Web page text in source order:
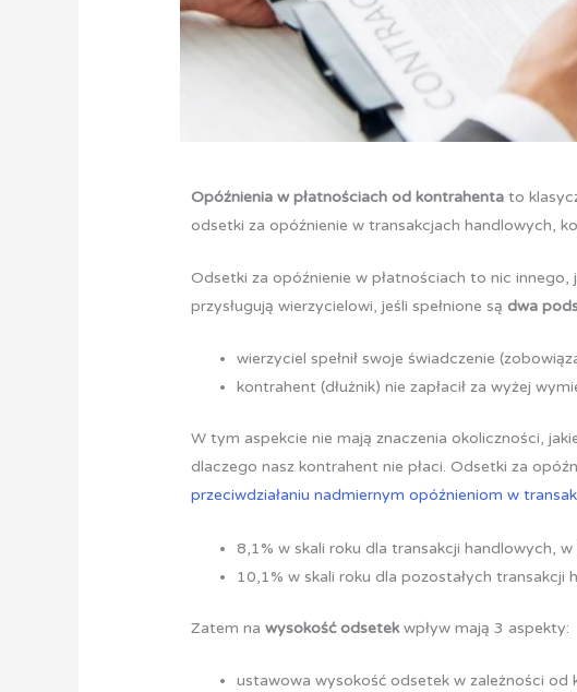
Opóźnienia w płatnościach od kontrahenta to
odsetki za opóźnienie w transakcjach handlowych,
Odsetki za opóźnienie w płatnościach to nic
przysługują wierzycielowi, jeśli spełnione sądwa
wierzyciel spełnił swoje świadczenie
kontrahent (dłużnik) nie zapłacił za wyżej
W tym aspekcie nie mają znaczenia okoliczności,
dlaczego nasz kontrahent nie płaci. Odsetki za
przeciwdziałaniu nadmiernym opóźnieniom w
8,1% w skali roku dla transakcji handlowych,
10,1% w skali roku dla pozostałych transakcji
Zatem nawysokość odsetekwpływ mają 3 aspekty:
ustawowa wysokość odsetek w zależności od